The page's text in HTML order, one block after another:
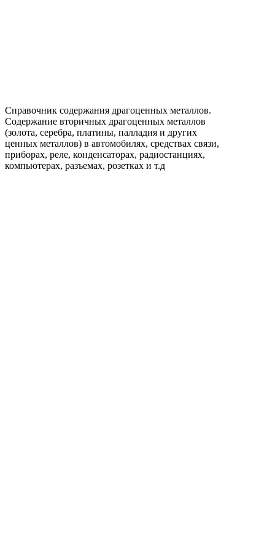
Справочник содержания драгоценных металлов.
Содержание вторичных драгоценных металлов
(золота, серебра, платины, палладия и других
ценных металлов) в автомобилях, средствах связи,
приборах, реле, конденсаторах, радиостанциях,
компьютерах, разъемах, розетках и т.д